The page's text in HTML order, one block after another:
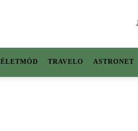
ÉLETMÓD TRAVELO ASTRONET